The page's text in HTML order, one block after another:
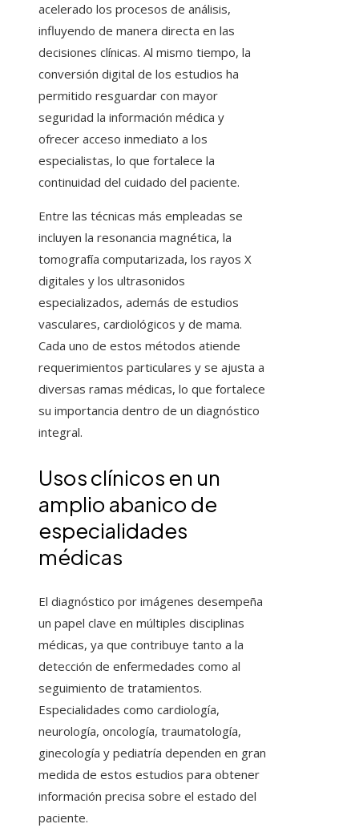
acelerado los procesos de análisis,
influyendo de manera directa en las
decisiones clínicas. Al mismo tiempo, la
conversión digital de los estudios ha
permitido resguardar con mayor
seguridad la información médica y
ofrecer acceso inmediato a los
especialistas, lo que fortalece la
continuidad del cuidado del paciente.
Entre las técnicas más empleadas se
incluyen la resonancia magnética, la
tomografía computarizada, los rayos X
digitales y los ultrasonidos
especializados, además de estudios
vasculares, cardiológicos y de mama.
Cada uno de estos métodos atiende
requerimientos particulares y se ajusta a
diversas ramas médicas, lo que fortalece
su importancia dentro de un diagnóstico
integral.
Usos clínicos en un
amplio abanico de
especialidades
médicas
El diagnóstico por imágenes desempeña
un papel clave en múltiples disciplinas
médicas, ya que contribuye tanto a la
detección de enfermedades como al
seguimiento de tratamientos.
Especialidades como cardiología,
neurología, oncología, traumatología,
ginecología y pediatría dependen en gran
medida de estos estudios para obtener
información precisa sobre el estado del
paciente.